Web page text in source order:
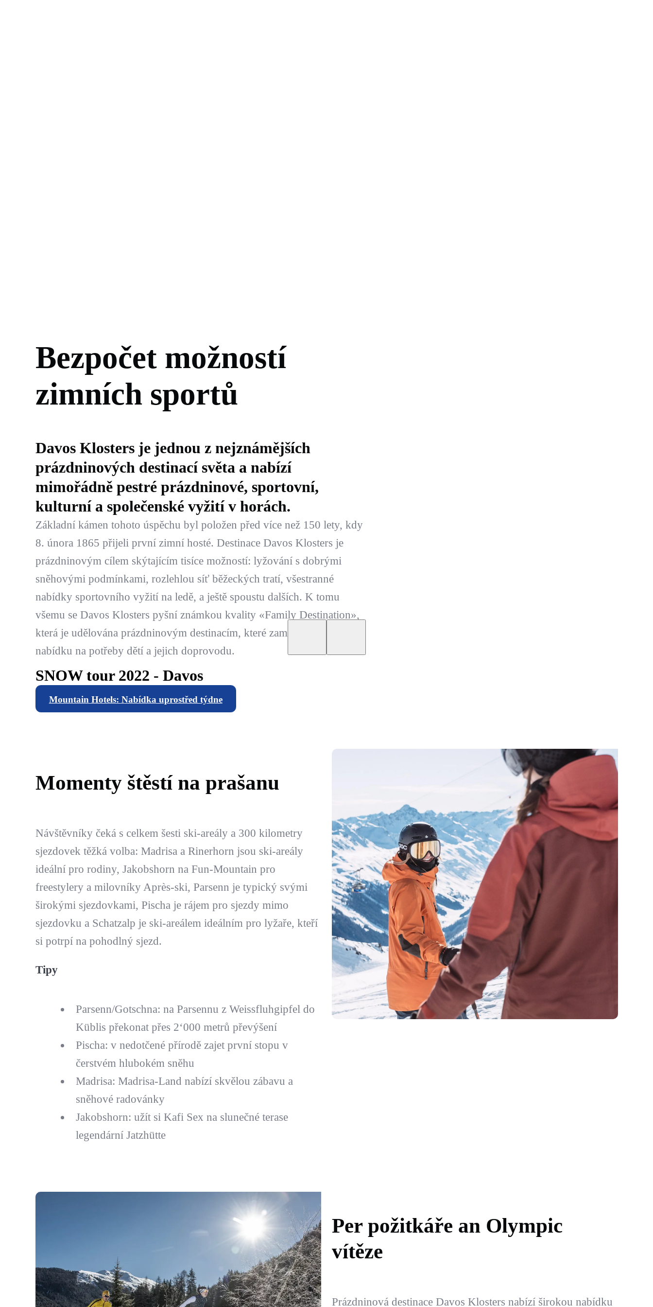
Bezpočet možností
zimních sportů
Davos Klosters je jednou z nejznámějších
prázdninových destinací světa a nabízí
mimořádně pestré prázdninové, sportovní,
kulturní a společenské vyžití v horách.
Základní kámen tohoto úspěchu byl položen před více než 150 lety, kdy
8. února 1865 přijeli první zimní hosté. Destinace Davos Klosters je
prázdninovým cílem skýtajícím tisíce možností: lyžování s dobrými
sněhovými podmínkami, rozlehlou síť běžeckých tratí, všestranné
nabídky sportovního vyžití na ledě, a ještě spoustu dalších. K tomu
všemu se Davos Klosters pyšní známkou kvality «Family Destination»,
která je udělována prázdninovým destinacím, které zaměřují svoji
nabídku na potřeby dětí a jejich doprovodu.
SNOW tour 2022 - Davos
Mountain Hotels: Nabídka uprostřed týdne
Momenty štěstí na prašanu
Návštěvníky čeká s celkem šesti ski-areály a 300 kilometry
sjezdovek těžká volba: Madrisa a Rinerhorn jsou ski-areály
ideální pro rodiny, Jakobshorn na Fun-Mountain pro
freestylery a milovníky Après-ski, Parsenn je typický svými
širokými sjezdovkami, Pischa je rájem pro sjezdy mimo
sjezdovku a Schatzalp je ski-areálem ideálním pro lyžaře, kteří
si potrpí na pohodlný sjezd.
Tipy
Parsenn/Gotschna: na Parsennu z Weissfluhgipfel do
Küblis překonat přes 2‘000 metrů převýšení
Pischa: v nedotčené přírodě zajet první stopu v
čerstvém hlubokém sněhu
Madrisa: Madrisa-Land nabízí skvělou zábavu a
sněhové radovánky
Jakobshorn: užít si Kafi Sex na slunečné terase
legendární Jatzhütte
Per požitkáře an Olympic
vítěze
Prázdninová destinace Davos Klosters nabízí širokou nabídku